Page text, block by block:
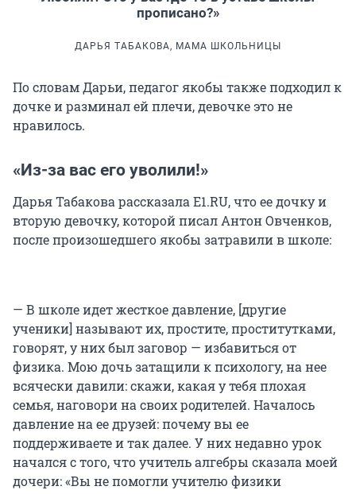
прописано?»
ДАРЬЯ ТАБАКОВА, МАМА ШКОЛЬНИЦЫ
По словам Дарьи, педагог якобы также подходил к
дочке и разминал ей плечи, девочке это не
нравилось.
«Из-за вас его уволили!»
Дарья Табакова рассказала E1.RU, что ее дочку и
вторую девочку, которой писал Антон Овченков,
после произошедшего якобы затравили в школе:
— В школе идет жесткое давление, [другие
ученики] называют их, простите, проститутками,
говорят, у них был заговор — избавиться от
физика. Мою дочь затащили к психологу, на нее
всячески давили: скажи, какая у тебя плохая
семья, наговори на своих родителей. Началось
давление на ее друзей: почему вы ее
поддерживаете и так далее. У них недавно урок
начался с того, что учитель алгебры сказала моей
дочери: «Вы не помогли учителю физики